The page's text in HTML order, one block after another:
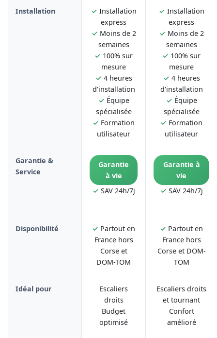
Installation ✓ Installation
express
✓ Moins de 2
semaines
✓ 100% sur
mesure
✓ 4 heures
d'installation
✓ Équipe
spécialisée
✓ Formation
utilisateur
✓ Installation
express
✓ Moins de 2
semaines
✓ 100% sur
mesure
✓ 4 heures
d'installation
✓ Équipe
spécialisée
✓ Formation
utilisateur
Garantie &
Service
Garantie
à vie
✓ SAV 24h/7j
Garantie à
vie
✓ SAV 24h/7j
Disponibilité ✓ Partout en
France hors
Corse et
DOM-TOM
✓ Partout en
France hors
Corse et DOM-
TOM
Idéal pour
Escaliers
droits
Budget
optimisé
Escaliers droits
et tournant
Confort
amélioré